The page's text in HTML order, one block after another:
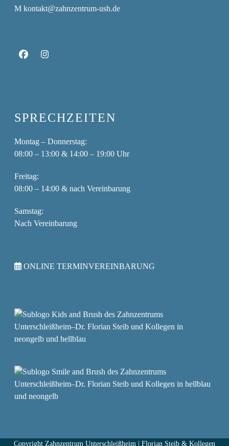
Mkontakt@zahnzentrum-ush.de
FacebookInstagram
SPRECHZEITEN
Montag – Donnerstag:
08:00 – 13:00 & 14:00 – 19:00 Uhr
Freitag:
08:00 – 14:00 & nach Vereinbarung
Samstag:
Nach Vereinbarung
ONLINE TERMINVEREINBARUNG
Copyright Zahnzentrum Unterschleißheim | Florian Steib & Kollegen